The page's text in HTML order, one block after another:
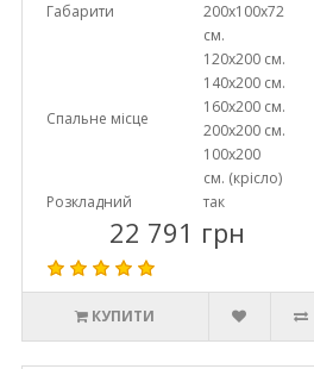
Габарити
200х100х72
см.
Спальне місце
120х200 см.
140х200 см.
160х200 см.
200х200 см.
100х200
см. (крісло)
Розкладний
так
22 791 грн
КУПИТИ